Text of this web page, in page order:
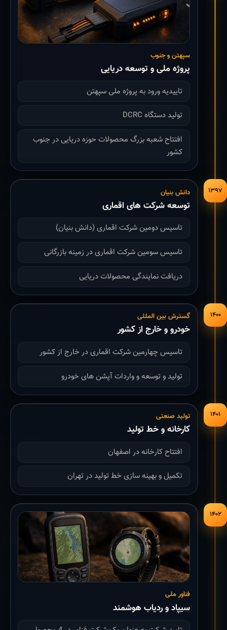
سپهتن و جنوب
پروژه ملی و توسعه دریایی
تاییدیه ورود به پروژه ملی سپهتن
تولید دستگاه DCRC
افتتاح شعبه بزرگ محصولات حوزه دریایی در جنوب
کشور
۱۳۹۷ دانش بنیان
توسعه شرکت های اقماری
تاسیس دومین شرکت اقماری (دانش بنیان)
تاسیس سومین شرکت اقماری در زمینه بازرگانی
دریافت نمایندگی محصولات دریایی
۱۴۰۰ گسترش بین المللی
خودرو و خارج از کشور
تاسیس چهارمین شرکت اقماری در خارج از کشور
تولید و توسعه و واردات آپشن های خودرو
۱۴۰۱ تولید صنعتی
کارخانه و خط تولید
افتتاح کارخانه در اصفهان
تکمیل و بهینه سازی خط تولید در تهران
۱۴۰۲
فناور ملی
سیپاد و ردیاب هوشمند